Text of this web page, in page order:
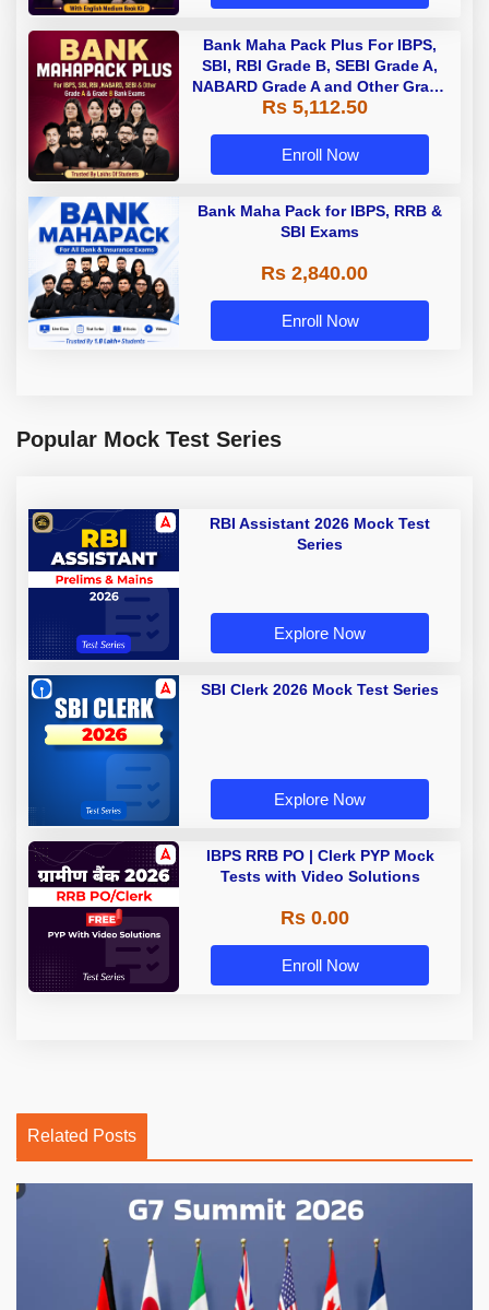
Bank Maha Pack Plus For IBPS,
SBI, RBI Grade B, SEBI Grade A,
NABARD Grade A and Other Grade
A & Grade B Bank Exams
Rs 5,112.50
Enroll Now
Bank Maha Pack for IBPS, RRB &
SBI Exams
Rs 2,840.00
Enroll Now
Popular Mock Test Series
RBI Assistant 2026 Mock Test
Series
Explore Now
SBI Clerk 2026 Mock Test Series
Explore Now
IBPS RRB PO | Clerk PYP Mock
Tests with Video Solutions
Rs 0.00
Enroll Now
Related Posts